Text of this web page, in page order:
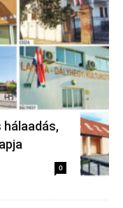
hálaadás,
0